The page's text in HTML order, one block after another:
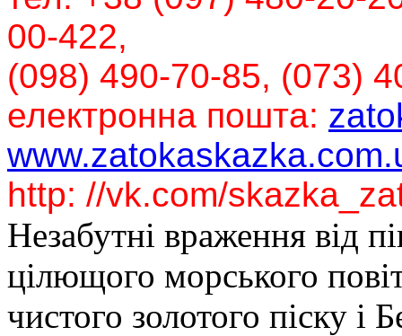
00-422,
(098) 490-70-85, (073)
електронна пошта:
http: //vk.com/
Незабутні враження від
цілющого морського
чистого золотого піску і